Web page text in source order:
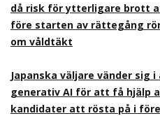
då risk för ytterligare brott
före starten av rättegång
om våldtäkt
Japanska väljare vänder
generativ AI för att få hjälp
kandidater att rösta på i